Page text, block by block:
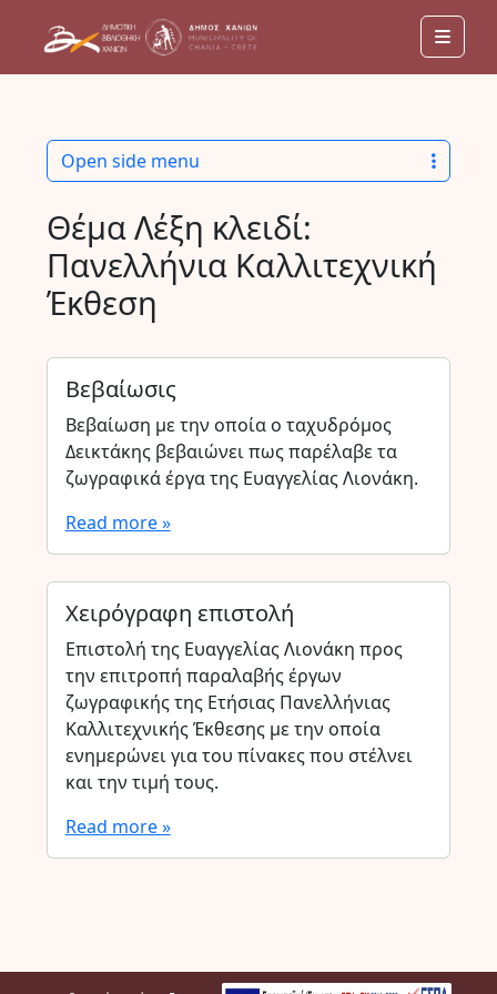
Θέμα Λέξη κλειδί:
Πανελλήνια Καλλιτεχνική
Έκθεση
Βεβαίωσις
Βεβαίωση με την οποία ο ταχυδρόμος
Δεικτάκης βεβαιώνει πως παρέλαβε τα
ζωγραφικά έργα της Ευαγγελίας Λιονάκη.
Read more »
Χειρόγραφη επιστολή
Επιστολή της Ευαγγελίας Λιονάκη προς
την επιτροπή παραλαβής έργων
ζωγραφικής της Ετήσιας Πανελλήνιας
Καλλιτεχνικής Έκθεσης με την οποία
ενημερώνει για του πίνακες που στέλνει
και την τιμή τους.
Read more »
Open side menu